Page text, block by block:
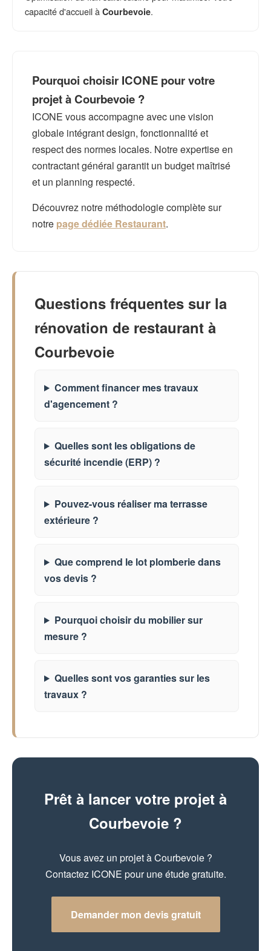
capacité d'accueil à Courbevoie.
Pourquoi choisir ICONE pour votre
projet à Courbevoie ?
ICONE vous accompagne avec une vision
globale intégrant design, fonctionnalité et
respect des normes locales. Notre expertise en
contractant général garantit un budget maîtrisé
et un planning respecté.
Découvrez notre méthodologie complète sur
notre page dédiée Restaurant.
Questions fréquentes sur la
rénovation de restaurant à
Courbevoie
Comment financer mes travaux
d'agencement ?
Quelles sont les obligations de
sécurité incendie (ERP) ?
Pouvez-vous réaliser ma terrasse
extérieure ?
Que comprend le lot plomberie dans
vos devis ?
Pourquoi choisir du mobilier sur
mesure ?
Quelles sont vos garanties sur les
travaux ?
Prêt à lancer votre projet à
Courbevoie ?
Vous avez un projet à Courbevoie ?
Contactez ICONE pour une étude gratuite.
Demander mon devis gratuit